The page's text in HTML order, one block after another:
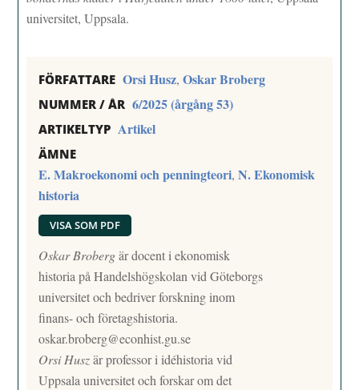
universitet, Uppsala.
FÖRFATTARE Orsi Husz,Oskar Broberg
NUMMER / ÅR 6/2025 (årgång 53)
ARTIKELTYP Artikel
ÄMNE
E. Makroekonomi och penningteori,N. Ekonomisk
historia
VISA SOM PDF
Oskar Brobergär docent i ekonomisk
historia på Handelshögskolan vid Göteborgs
universitet och bedriver forskning inom
finans- och företagshistoria.
oskar.broberg@econhist.gu.se
Orsi Huszär professor i idéhistoria vid
Uppsala universitet och forskar om det